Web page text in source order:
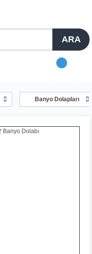
ARA
Banyo Dolapları